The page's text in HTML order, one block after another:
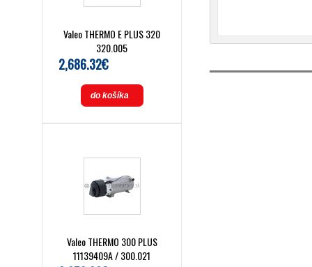
Valeo THERMO E PLUS 320
320.005
2,686.32€
do košíka
Valeo THERMO 300 PLUS
11139409A / 300.021